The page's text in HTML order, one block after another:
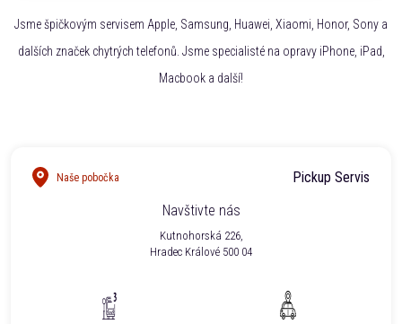
Jsme špičkovým servisem Apple, Samsung, Huawei, Xiaomi, Honor, Sony a
dalších značek chytrých telefonů. Jsme specialisté na opravy iPhone, iPad,
Macbook a další!
Naše pobočka
Pickup Servis
Navštivte nás
Kutnohorská 226,
Hradec Králové 500 04